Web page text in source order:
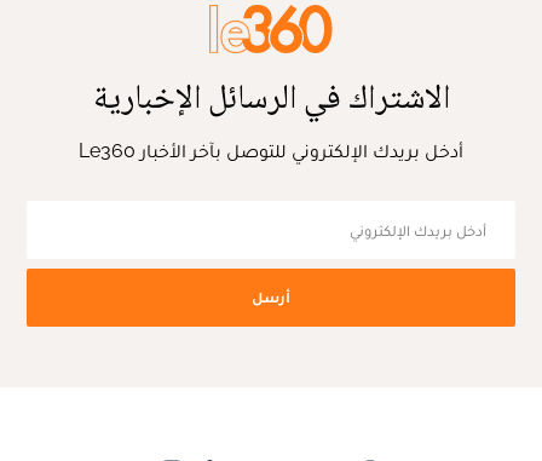
الاشتراك في الرسائل الإخبارية
أدخل بريدك الإلكتروني للتوصل بآخر الأخبار Le360
أرسل